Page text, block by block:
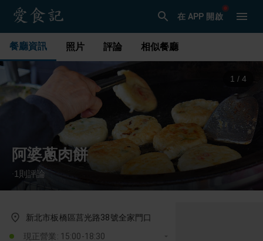
在 APP 開啟
餐廳資訊 照片 評論 相似餐廳
1 / 4
阿婆蔥肉餅
·1 則評論
新北市板橋區莒光路38號全家門口
現正營業: 15:00-18:30